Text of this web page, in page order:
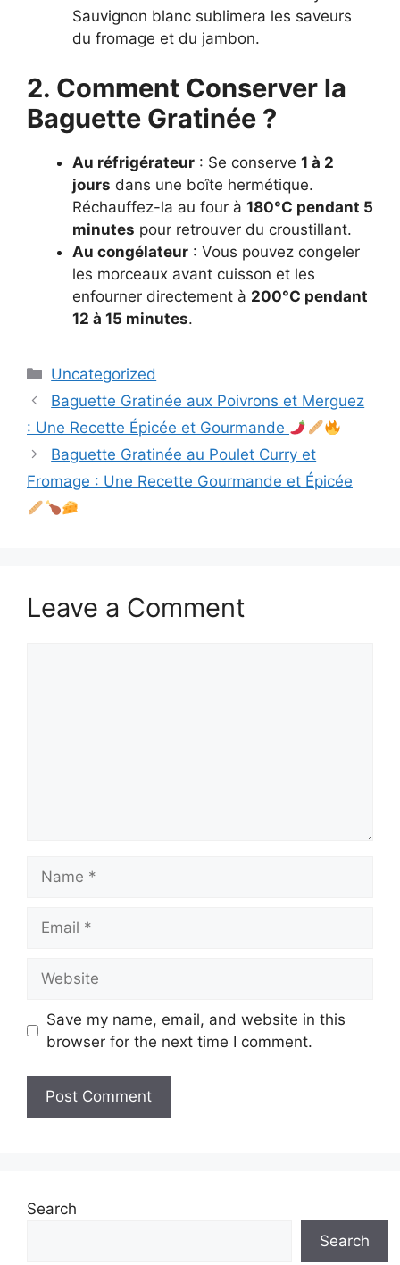
Sauvignon blanc sublimera les saveurs
du fromage et du jambon.
2. Comment Conserver la
Baguette Gratinée ?
Au réfrigérateur : Se conserve 1 à 2
jours dans une boîte hermétique.
Réchauffez-la au four à 180°C pendant 5
minutes pour retrouver du croustillant.
Au congélateur : Vous pouvez congeler
les morceaux avant cuisson et les
enfourner directement à 200°C pendant
12 à 15 minutes.
Categories
Uncategorized
Baguette Gratinée aux Poivrons et Merguez
: Une Recette Épicée et Gourmande
Baguette Gratinée au Poulet Curry et
Fromage : Une Recette Gourmande et Épicée
Leave a Comment
Save my name, email, and website in this
browser for the next time I comment.
Search
Search